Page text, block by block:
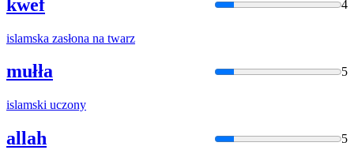
kwef 4
islamska zasłona na twarz
mułła 5
islamski uczony
allah 5